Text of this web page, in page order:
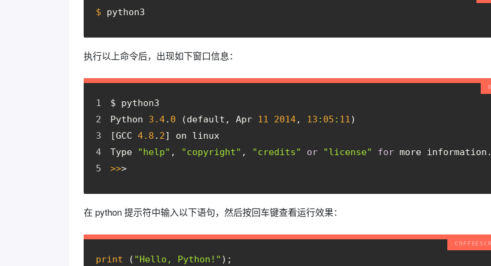
$ python3
执行以上命令后，出现如下窗口信息：
$ python3
Python 3.4. 0 (default, Apr 11 2014, 13 : 05 : 11)
[GCC 4.8 . 2] on linux
Type
"help" , "copyright" , "credits" or "license" for more information.
>>>
在 python 提示符中输入以下语句，然后按回车键查看运行效果：
print ( "Hello, Python!" );